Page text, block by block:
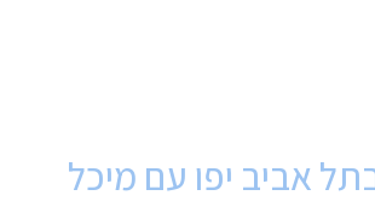
אביב יפו עם מיכל